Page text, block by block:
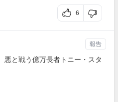
6
悪と戦う億万長者トニー・スタ
報告